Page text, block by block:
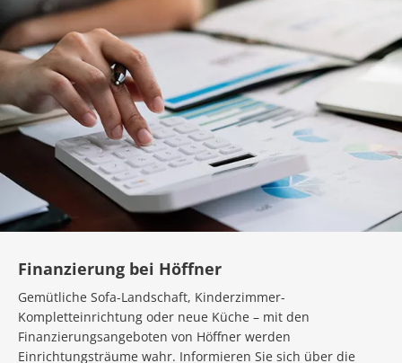
Finanzierung bei Höffner
Gemütliche Sofa-Landschaft, Kinderzimmer-
Kompletteinrichtung oder neue Küche – mit den
Finanzierungsangeboten von Höffner werden
Einrichtungsträume wahr. Informieren Sie sich über die